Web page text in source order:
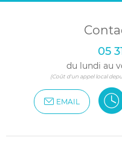
05
du lundi au
(Coût d'un appel local
EMAIL